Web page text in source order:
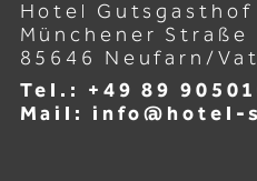
standen genügend
Hotel zur Verfügung. Wir werden
nächsten Jahr
Hotel Gutsgasthof
Münchener Straße
85646 Neufarn/
Tel.: +49 89
Mail: info@hotel-